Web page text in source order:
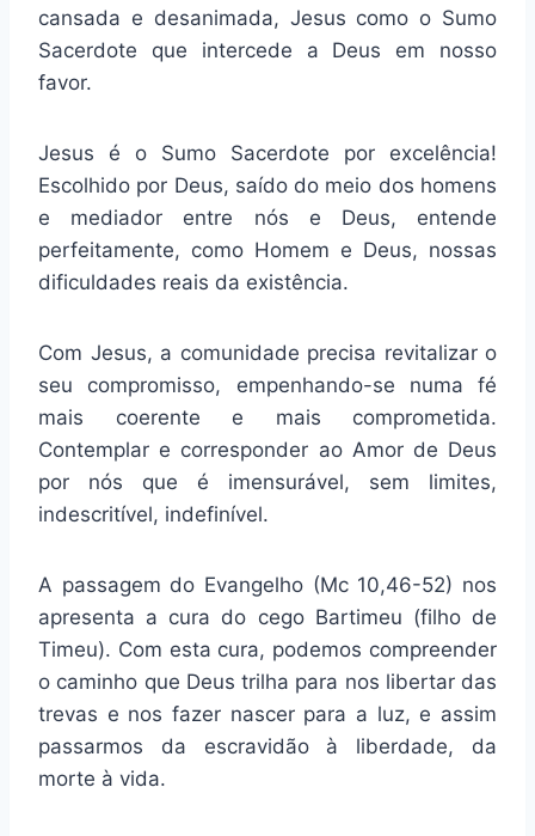
cansada e desanimada, Jesus como o Sumo
Sacerdote que intercede a Deus em nosso
favor.
Jesus é o Sumo Sacerdote por excelência!
Escolhido por Deus, saído do meio dos homens
e mediador entre nós e Deus, entende
perfeitamente, como Homem e Deus, nossas
dificuldades reais da existência.
Com Jesus, a comunidade precisa revitalizar o
seu compromisso, empenhando-se numa fé
mais coerente e mais comprometida.
Contemplar e corresponder ao Amor de Deus
por nós que é imensurável, sem limites,
indescritível, indefinível.
A passagem do Evangelho (Mc 10,46-52) nos
apresenta a cura do cego Bartimeu (filho de
Timeu). Com esta cura, podemos compreender
o caminho que Deus trilha para nos libertar das
trevas e nos fazer nascer para a luz, e assim
passarmos da escravidão à liberdade, da
morte à vida.